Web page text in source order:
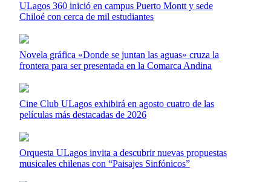
ULagos 360 inició en campus Puerto Montt y sede
Chiloé con cerca de mil estudiantes
Novela gráfica «Donde se juntan las aguas» cruza la
frontera para ser presentada en la Comarca Andina
Cine Club ULagos exhibirá en agosto cuatro de las
películas más destacadas de 2026
Orquesta ULagos invita a descubrir nuevas propuestas
musicales chilenas con “Paisajes Sinfónicos”